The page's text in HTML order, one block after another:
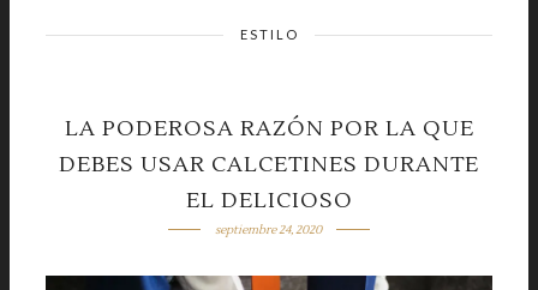
ESTILO
LA PODEROSA RAZÓN POR LA QUE
DEBES USAR CALCETINES DURANTE
EL DELICIOSO
septiembre 24, 2020